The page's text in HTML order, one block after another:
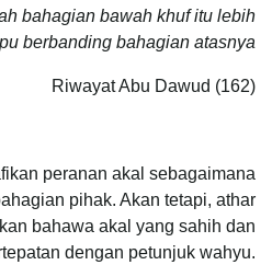
bahagian bawah khuf itu lebih
berbanding bahagian atasnya.
Riwayat Abu Dawud (162)
peranan akal sebagaimana
pihak. Akan tetapi, athar
bahawa akal yang sahih dan
dengan petunjuk wahyu.